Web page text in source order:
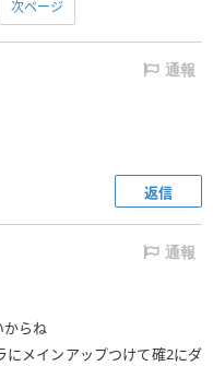
次ページ
通報
返信
通報
からね
にメインアップつけて確2にダ